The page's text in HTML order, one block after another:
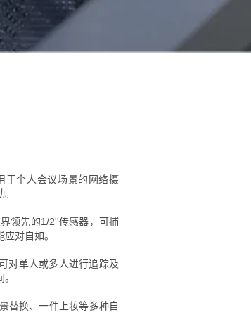
于个人会议场景的网络摄
领先的1/2''传感器，可捕
对自如。
对单人或多人进行追踪及
替换、一件上妆等多种自